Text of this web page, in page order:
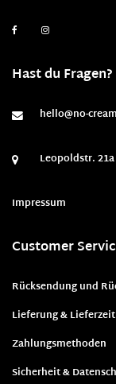
Hast du Fragen?
hello@no-
Leopoldstr.
Impressum
Customer
Rücksendung und
Lieferung & Lieferzeit
Zahlungsmethoden
Sicherheit &